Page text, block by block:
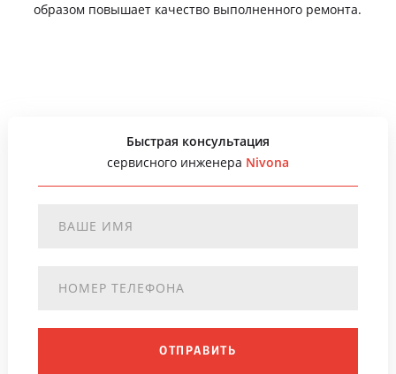
образом повышает качество выполненного ремонта.
Быстрая консультация
сервисного инженера Nivona
ОТПРАВИТЬ